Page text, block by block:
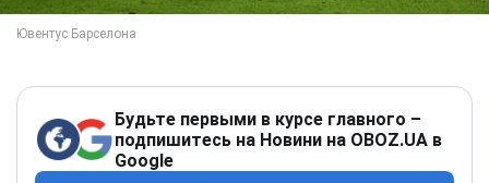
Будьте первыми в курсе главного –
подпишитесь на Новини на OBOZ.UA в
Google